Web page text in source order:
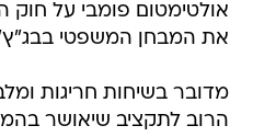
אולטימטום פומבי על חוק
את המבחן המשפטי
מדובר בשיחות חריגות
הרוב לתקציב שיאושר